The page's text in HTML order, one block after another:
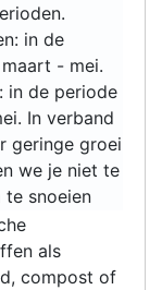
in de
- mei.
in de periode
In verband
geringe groei
we je niet te
te snoeien
als
compost of